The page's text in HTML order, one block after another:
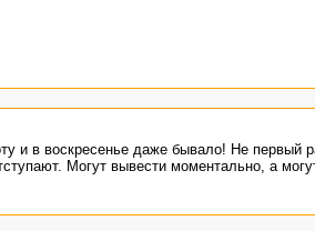
и в воскресенье даже бывало! Не первый
Могут вывести моментально, а